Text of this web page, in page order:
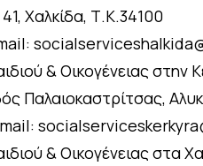
Χαλκίδα, Τ.Κ.34100
& Οικογένειας στην
Παλαιοκαστρίτσας,
& Οικογένειας στα